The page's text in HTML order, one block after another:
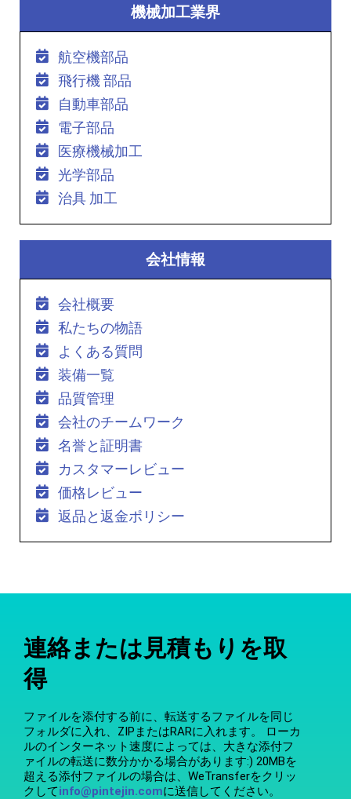
機械加工業界
航空機部品
飛行機 部品
自動車部品
電子部品
医療機械加工
光学部品
治具 加工
会社情報
会社概要
私たちの物語
よくある質問
装備一覧
品質管理
会社のチームワーク
名誉と証明書
カスタマーレビュー
価格レビュー
返品と返金ポリシー
連絡または見積もりを取
得
ファイルを添付する前に、転送するファイルを同じ
フォルダに入れ、ZIPまたはRARに入れます。 ローカ
ルのインターネット速度によっては、大きな添付フ
ァイルの転送に数分かかる場合があります:) 20MBを
超える添付ファイルの場合は、WeTransferをクリッ
クしてinfo@pintejin.comに送信してください。